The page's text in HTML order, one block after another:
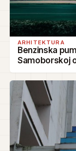
ARHITEKTURA
Benzinska
Samoborskoj